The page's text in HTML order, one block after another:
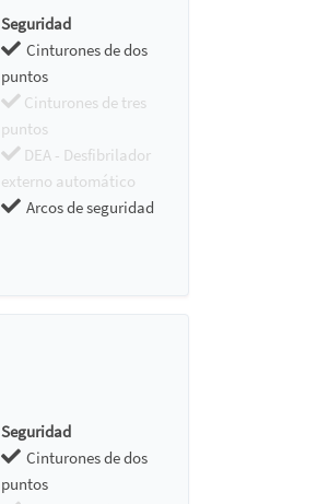
Seguridad
Cinturones de dos
puntos
Cinturones de tres
puntos
DEA - Desfibrilador
externo automático
Arcos de seguridad
Seguridad
Cinturones de dos
puntos